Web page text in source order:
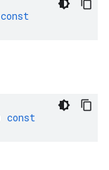
const
const